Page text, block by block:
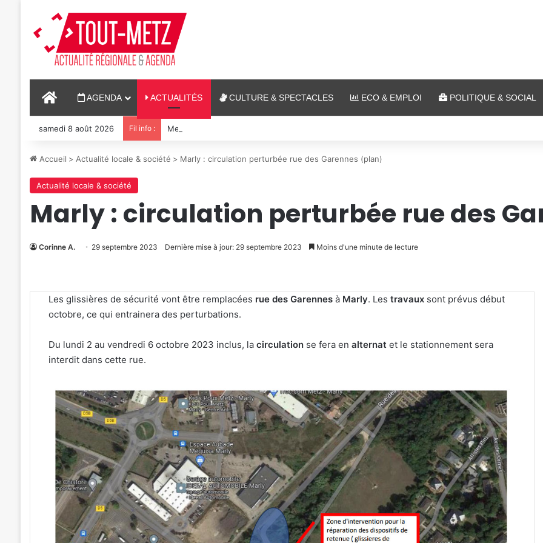
ACCUEILAGENDA ACTUALITÉS CULTURE & SPECTACLES ECO & EMPLOI POLITIQUE & SOCIAL
samedi 8 août 2026 Fil info : Metz : J-1 avant le cinéma plein air au Plan d’Eau
Accueil > Actualité locale & société > Marly : circulation perturbée rue des Garennes (plan)
Actualité locale & société
Marly : circulation perturbée rue des
Corinne A. 29 septembre 2023 Dernière mise à jour: 29 septembre 2023 Moins d'une minute de lecture
Les glissières de sécurité vont être remplacées rue des Garennesà Marly. Les travaux sont prévus début
octobre, ce qui entrainera des perturbations.
Du lundi 2 au vendredi 6 octobre 2023 inclus, la circulation se fera en alternat et le stationnement sera
interdit dans cette rue.
4
soirées
concerts
prévues
:
J-
1